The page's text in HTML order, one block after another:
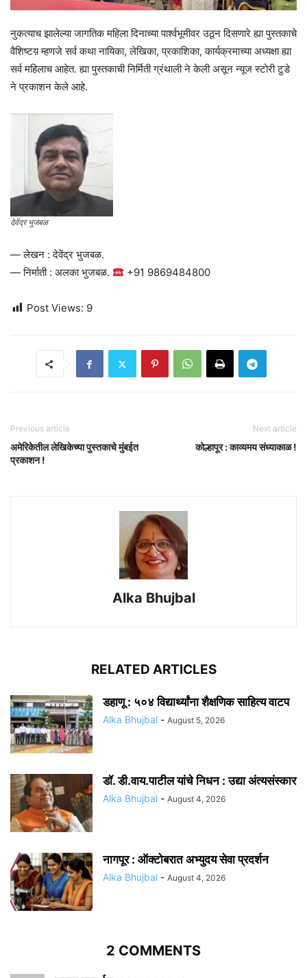
नुकत्याच झालेल्या जागतिक महिला दिनाच्या पार्श्वभूमीवर उठून दिसणारे ह्या पुस्तकाचे
वैशिष्टय़ म्हणजे सर्व कथा नायिका, लेखिका, प्रकाशिका, कार्यक्रमाच्या अध्यक्षा ह्या
सर्व महिलाच आहेत. ह्या पुस्तकाची निर्मिती ग्रंथाली ने केली असून न्यूज स्टोरी टुडे
ने प्रकाशन केले आहे.
देवेंद्र भुजबळ
— लेखन : देवेंद्र भुजबळ.
— निर्माती : अलका भुजबळ.
+91 9869484800
Post Views: 9
Previous article
अमेरिकेतील लेखिकेच्या पुस्तकाचे मुंबईत
प्रकाशन !
Next article
कोल्हापूर : काव्यमय संध्याकाळ !
Alka Bhujbal
RELATED ARTICLES
डहाणू : ५०४ विद्यार्थ्यांना शैक्षणिक साहित्य वाटप
Alka Bhujbal - August 5, 2026
डॉ. डी.वाय.पाटील यांचे निधन : उद्या अंत्यसंस्कार
Alka Bhujbal - August 4, 2026
नागपूर : ऑक्टोबरात अभ्युदय सेवा प्रदर्शन
Alka Bhujbal - August 4, 2026
2 COMMENTS